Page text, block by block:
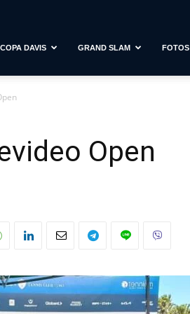
COPA DAVIS GRAND SLAM FOTOS
Open